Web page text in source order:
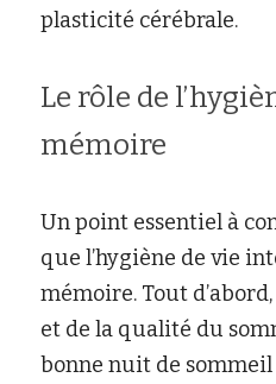
plasticité cérébrale.
Le rôle de
mémoire
Un point essentiel à
que l’hygiène de vie
mémoire. Tout
et de la qualité du
bonne nuit de